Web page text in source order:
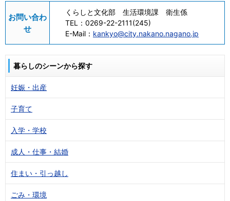
お問い合わ
せ
くらしと文化部 生活環境課 衛生係
TEL： 0269-22-2111(245)
E-Mail： kankyo@city.nakano.nagano.jp
暮らしのシーンから探す
妊娠・出産
子育て
入学・学校
成人・仕事・結婚
住まい・引っ越し
ごみ・環境